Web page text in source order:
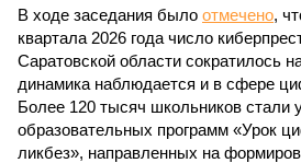
В ходе заседания было отмечено,
квартала 2026 года число
Саратовской области сократилось
динамика наблюдается и в сфере
Более 120 тысяч школьников стали
образовательных программ «Урок
ликбез», направленных на